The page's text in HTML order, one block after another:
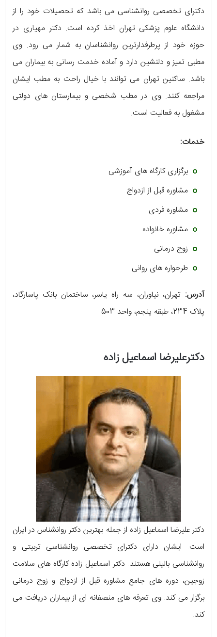
دکترای تخصصی روانشناسی می باشد که تحصیلات خود را از
دانشگاه علوم پزشکی تهران اخذ کرده است. دکتر مهیاری در
حوزه خود از پرطرفدارترین روانشناسان به شمار می رود. وی
مطبی تمیز و دلنشین دارد و آماده خدمت رسانی به بیماران می
باشد. ساکنین تهران می توانند با خیال راحت به مطب ایشان
مراجعه کنند. وی در مطب شخصی و بیمارستان های دولتی
مشغول به فعالیت است.
خدمات:
برگزاری کارگاه های آموزشی
مشاوره قبل از ازدواج
مشاوره فردی
مشاوره خانواده
زوج درمانی
طرحواره های روانی
آدرس: تهران، نیاوران، سه راه یاسر، ساختمان بانک پاسارگاد،
پلاک 234، طبقه پنجم، واحد 503
دکترعلیرضا اسماعیل زاده
دکتر علیرضا اسماعیل زاده از جمله بهترین دکتر روانشناس در ایران
است. ایشان دارای دکترای تخصصی روانشناسی تربیتی و
روانشناسی بالینی هستند. دکتر اسماعیل زاده کارگاه های سلامت
زوجین، دوره های جامع مشاوره قبل از ازدواج و زوج درمانی
برگزار می کند. وی تعرفه های منصفانه ای از بیماران دریافت می
کند.